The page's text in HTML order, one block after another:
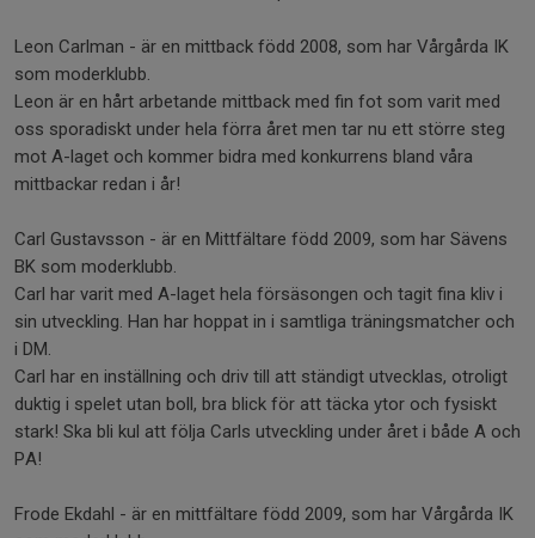
Leon Carlman - är en mittback född 2008, som har Vårgårda IK
som moderklubb.
Leon är en hårt arbetande mittback med fin fot som varit med
oss sporadiskt under hela förra året men tar nu ett större steg
mot A-laget och kommer bidra med konkurrens bland våra
mittbackar redan i år!
Carl Gustavsson - är en Mittfältare född 2009, som har Sävens
BK som moderklubb.
Carl har varit med A-laget hela försäsongen och tagit fina kliv i
sin utveckling. Han har hoppat in i samtliga träningsmatcher och
i DM.
Carl har en inställning och driv till att ständigt utvecklas, otroligt
duktig i spelet utan boll, bra blick för att täcka ytor och fysiskt
stark! Ska bli kul att följa Carls utveckling under året i både A och
PA!
Frode Ekdahl - är en mittfältare född 2009, som har Vårgårda IK